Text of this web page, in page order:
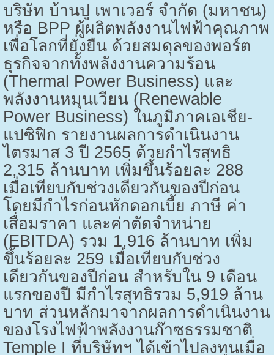
บริษัท บ้านปู เพาเวอร์ จำกัด (มหาชน)
หรือ BPP ผู้ผลิตพลังงานไฟฟ้าคุณภาพ
เพื่อโลกที่ยั่งยืน ด้วยสมดุลของพอร์ต
ธุรกิจจากทั้งพลังงานความร้อน
(Thermal Power Business) และ
พลังงานหมุนเวียน (Renewable
Power Business) ในภูมิภาคเอเชีย-
แปซิฟิก รายงานผลการดำเนินงาน
ไตรมาส 3 ปี 2565 ด้วยกำไรสุทธิ
2,315 ล้านบาท เพิ่มขึ้นร้อยละ 288
เมื่อเทียบกับช่วงเดียวกันของปีก่อน
โดยมีกำไรก่อนหักดอกเบี้ย ภาษี ค่า
เสื่อมราคา และค่าตัดจำหน่าย
(EBITDA) รวม 1,916 ล้านบาท เพิ่ม
ขึ้นร้อยละ 259 เมื่อเทียบกับช่วง
เดียวกันของปีก่อน สำหรับใน 9 เดือน
แรกของปี มีกำไรสุทธิรวม 5,919 ล้าน
บาท ส่วนหลักมาจากผลการดำเนินงาน
ของโรงไฟฟ้าพลังงานก๊าซธรรมชาติ
Temple I ที่บริษัทฯ ได้เข้าไปลงทุนเมื่อ